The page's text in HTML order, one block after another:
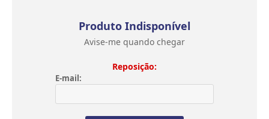
Produto Indisponível
Avise-me quando chegar
Reposição:
E-mail: